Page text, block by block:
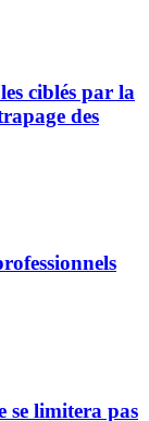
ciblés par la
des
se limitera pas